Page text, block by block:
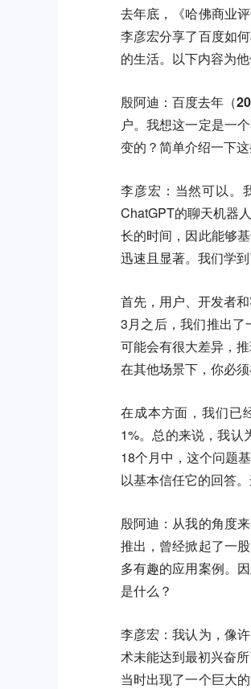
去年底，《哈佛商业
李彦宏分享了百度如
的生活。以下内容为他
殷阿迪：百度去年（
户。我想这一定是一
变的？简单介绍一下这
李彦宏： 当然可以。
ChatGPT的聊天机器
长的时间，因此能够
迅速且显著。我们学到
首先，用户、开发者
3月之后，我们推出
可能会有很大差异，
在其他场景下，你必
在成本方面，我们已
1%。总的来说，我认
18个月中，这个问题
以基本信任它的回答
殷阿迪：从我的角度
推出，曾经掀起了一
多有趣的应用案例。
是什么？
李彦宏：我认为，像
术未能达到最初兴奋
当时出现了一个巨大